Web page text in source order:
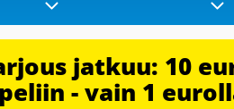
jatkuu: 10
- vain 1